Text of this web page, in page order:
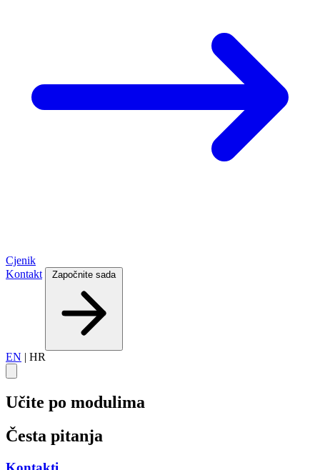
Cjenik
Kontakt
Započnite sada
EN | HR
Učite po modulima
Česta pitanja